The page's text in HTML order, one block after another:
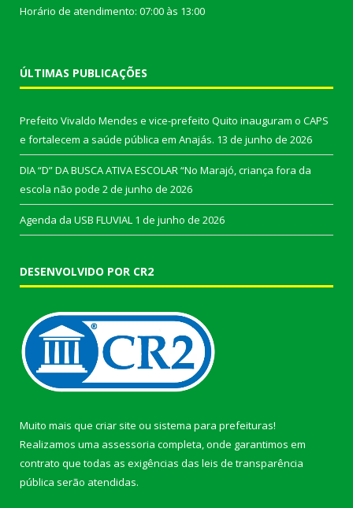
Horário de atendimento: 07:00 às 13:00
ÚLTIMAS PUBLICAÇÕES
Prefeito Vivaldo Mendes e vice-prefeito Quito inauguram o CAPS
e fortalecem a saúde pública em Anajás. 13 de junho de 2026
DIA “D” DA BUSCA ATIVA ESCOLAR “No Marajó, criança fora da
escola não pode 2 de junho de 2026
Agenda da USB FLUVIAL 1 de junho de 2026
DESENVOLVIDO POR CR2
Muito mais que criar site ou sistema para prefeituras!
Realizamos uma assessoria completa, onde garantimos em
contrato que todas as exigências das leis de transparência
pública serão atendidas.